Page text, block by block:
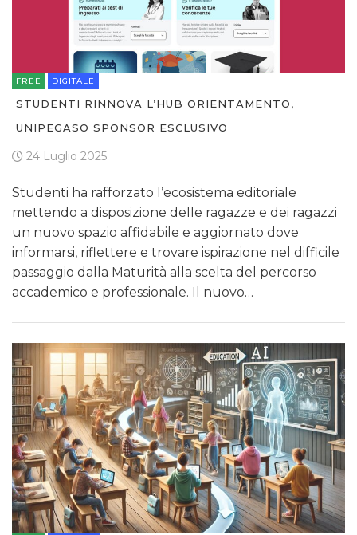
FREE DIGITALE
STUDENTI RINNOVA L’HUB ORIENTAMENTO,
UNIPEGASO SPONSOR ESCLUSIVO
24 Luglio 2025
Studenti ha rafforzato l’ecosistema editoriale
mettendo a disposizione delle ragazze e dei ragazzi
un nuovo spazio affidabile e aggiornato dove
informarsi, riflettere e trovare ispirazione nel difficile
passaggio dalla Maturità alla scelta del percorso
accademico e professionale. Il nuovo…